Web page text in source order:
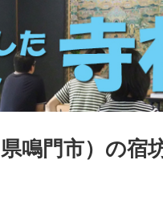
門市）の宿